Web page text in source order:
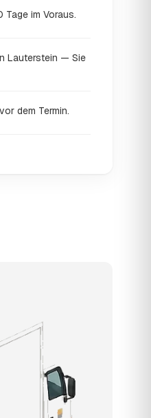
Tage im Voraus.
Lauterstein — Sie
dem Termin.